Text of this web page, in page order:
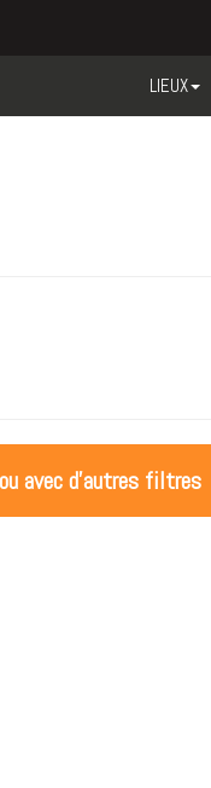
LIEUX
avec d'autres filtres